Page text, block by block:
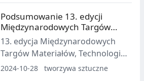
zaprezentują swoje innowacje w
Centrum Targowo-
Kongresowym Tüyap w dniach 4-
7 grudnia.
Podsumowanie 13. edycji
Międzynarodowych Targów
Kompozyt-Expo
13. edycja Międzynarodowych
Targów Materiałów, Technologii i
Wyrobów Kompozytowych
2024-10-28 tworzywa sztuczne